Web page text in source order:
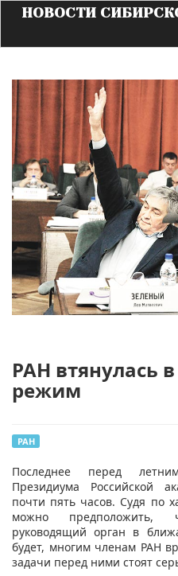
НОВОСТИ
РАН втянулась
режим
РАН
​Последнее перед
Президиума Российской
почти пять часов. Судя по
можно предположить,
руководящий орган в
будет, многим членам РАН
задачи перед ними стоят